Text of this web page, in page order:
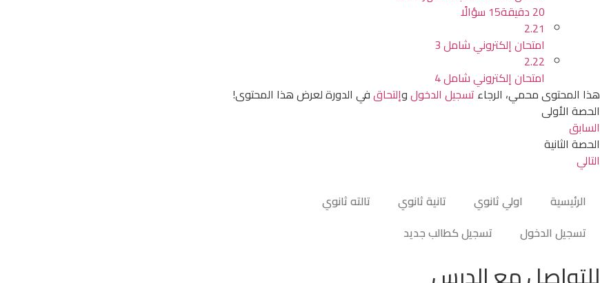
20 دقيقة
15 سؤالًا
2.21
امتحان إلكتروني شامل 3
2.22
امتحان إلكتروني شامل 4
هذا المحتوى محمي، الرجاءتسجيل الدخولوإلتحاقفي الدورة لعرض هذا المحتوى!
الحصة الأولى
السابق
الحصة الثانية
التالي
الرئيسية
اولي ثانوي تانية ثانوي
تالته ثانوي
تسجيل الدخول
تسجيل كطالب جديد